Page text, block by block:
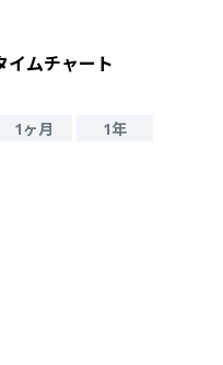
イムチャート
1ヶ月 1年